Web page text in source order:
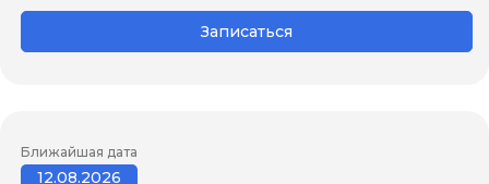
Записаться
Ближайшая дата
12.08.2026